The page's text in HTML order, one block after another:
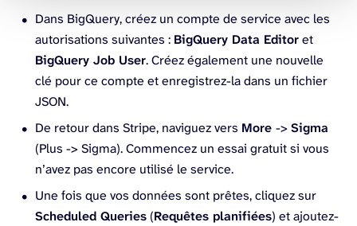
Dans BigQuery, créez un compte de service avec les
autorisations suivantes : BigQuery Data Editoret
BigQuery Job User. Créez également une nouvelle
clé pour ce compte et enregistrez-la dans un fichier
JSON.
De retour dans Stripe, naviguez vers More ->Sigma
(Plus -> Sigma). Commencez un essai gratuit si vous
n’avez pas encore utilisé le service.
Une fois que vos données sont prêtes, cliquez sur
Scheduled Queries(Requêtes planifiées) et ajoutez-